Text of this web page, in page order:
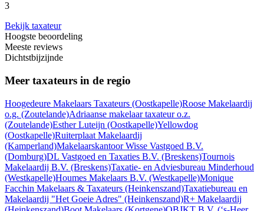
3
Bekijk taxateur
Hoogste beoordeling
Meeste reviews
Dichtstbijzijnde
Meer taxateurs in de regio
Hoogedeure Makelaars Taxateurs (Oostkapelle)Roose Makelaardij
o.g. (Zoutelande)Adriaanse makelaar taxateur o.z.
(Zoutelande)Esther Luteijn (Oostkapelle)Yellowdog
(Oostkapelle)Ruiterplaat Makelaardij
(Kamperland)Makelaarskantoor Wisse Vastgoed B.V.
(Domburg)DL Vastgoed en Taxaties B.V. (Breskens)Tournois
Makelaardij B.V. (Breskens)Taxatie- en Adviesbureau Minderhoud
(Westkapelle)Houmes Makelaars B.V. (Westkapelle)Monique
Facchin Makelaars & Taxateurs (Heinkenszand)Taxatiebureau en
Makelaardij "Het Goeie Adres" (Heinkenszand)R+ Makelaardij